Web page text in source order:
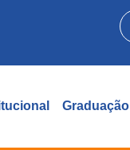
Graduação